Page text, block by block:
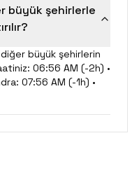
büyük şehirlerle
büyük şehirlerin
06:56 AM (-2h) •
07:56 AM (-1h) •